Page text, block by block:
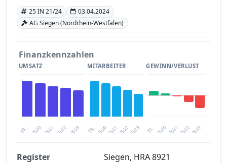
25 IN 21/24
03.04.2024
AG Siegen (Nordrhein-Westfalen)
Finanzkennzahlen
UMSATZ
20… 2021 2023
2020 2022
MITARBEITER
20… 2021 2023
2020 2022
GEWINN/VERLUST
20… 2021 2023
2020 2022
Register
Siegen, HRA 8921